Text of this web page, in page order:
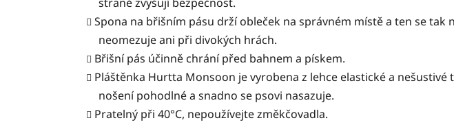
Spona na břišním pásu drží obleček na správném místě a ten se tak
neomezuje ani při divokých hrách.
Břišní pás účinně chrání před bahnem a pískem.
Pláštěnka Hurtta Monsoon je vyrobena z lehce elastické a nešustivé
nošení pohodlné a snadno se psovi nasazuje.
Pratelný při 40°C, nepoužívejte změkčovadla.